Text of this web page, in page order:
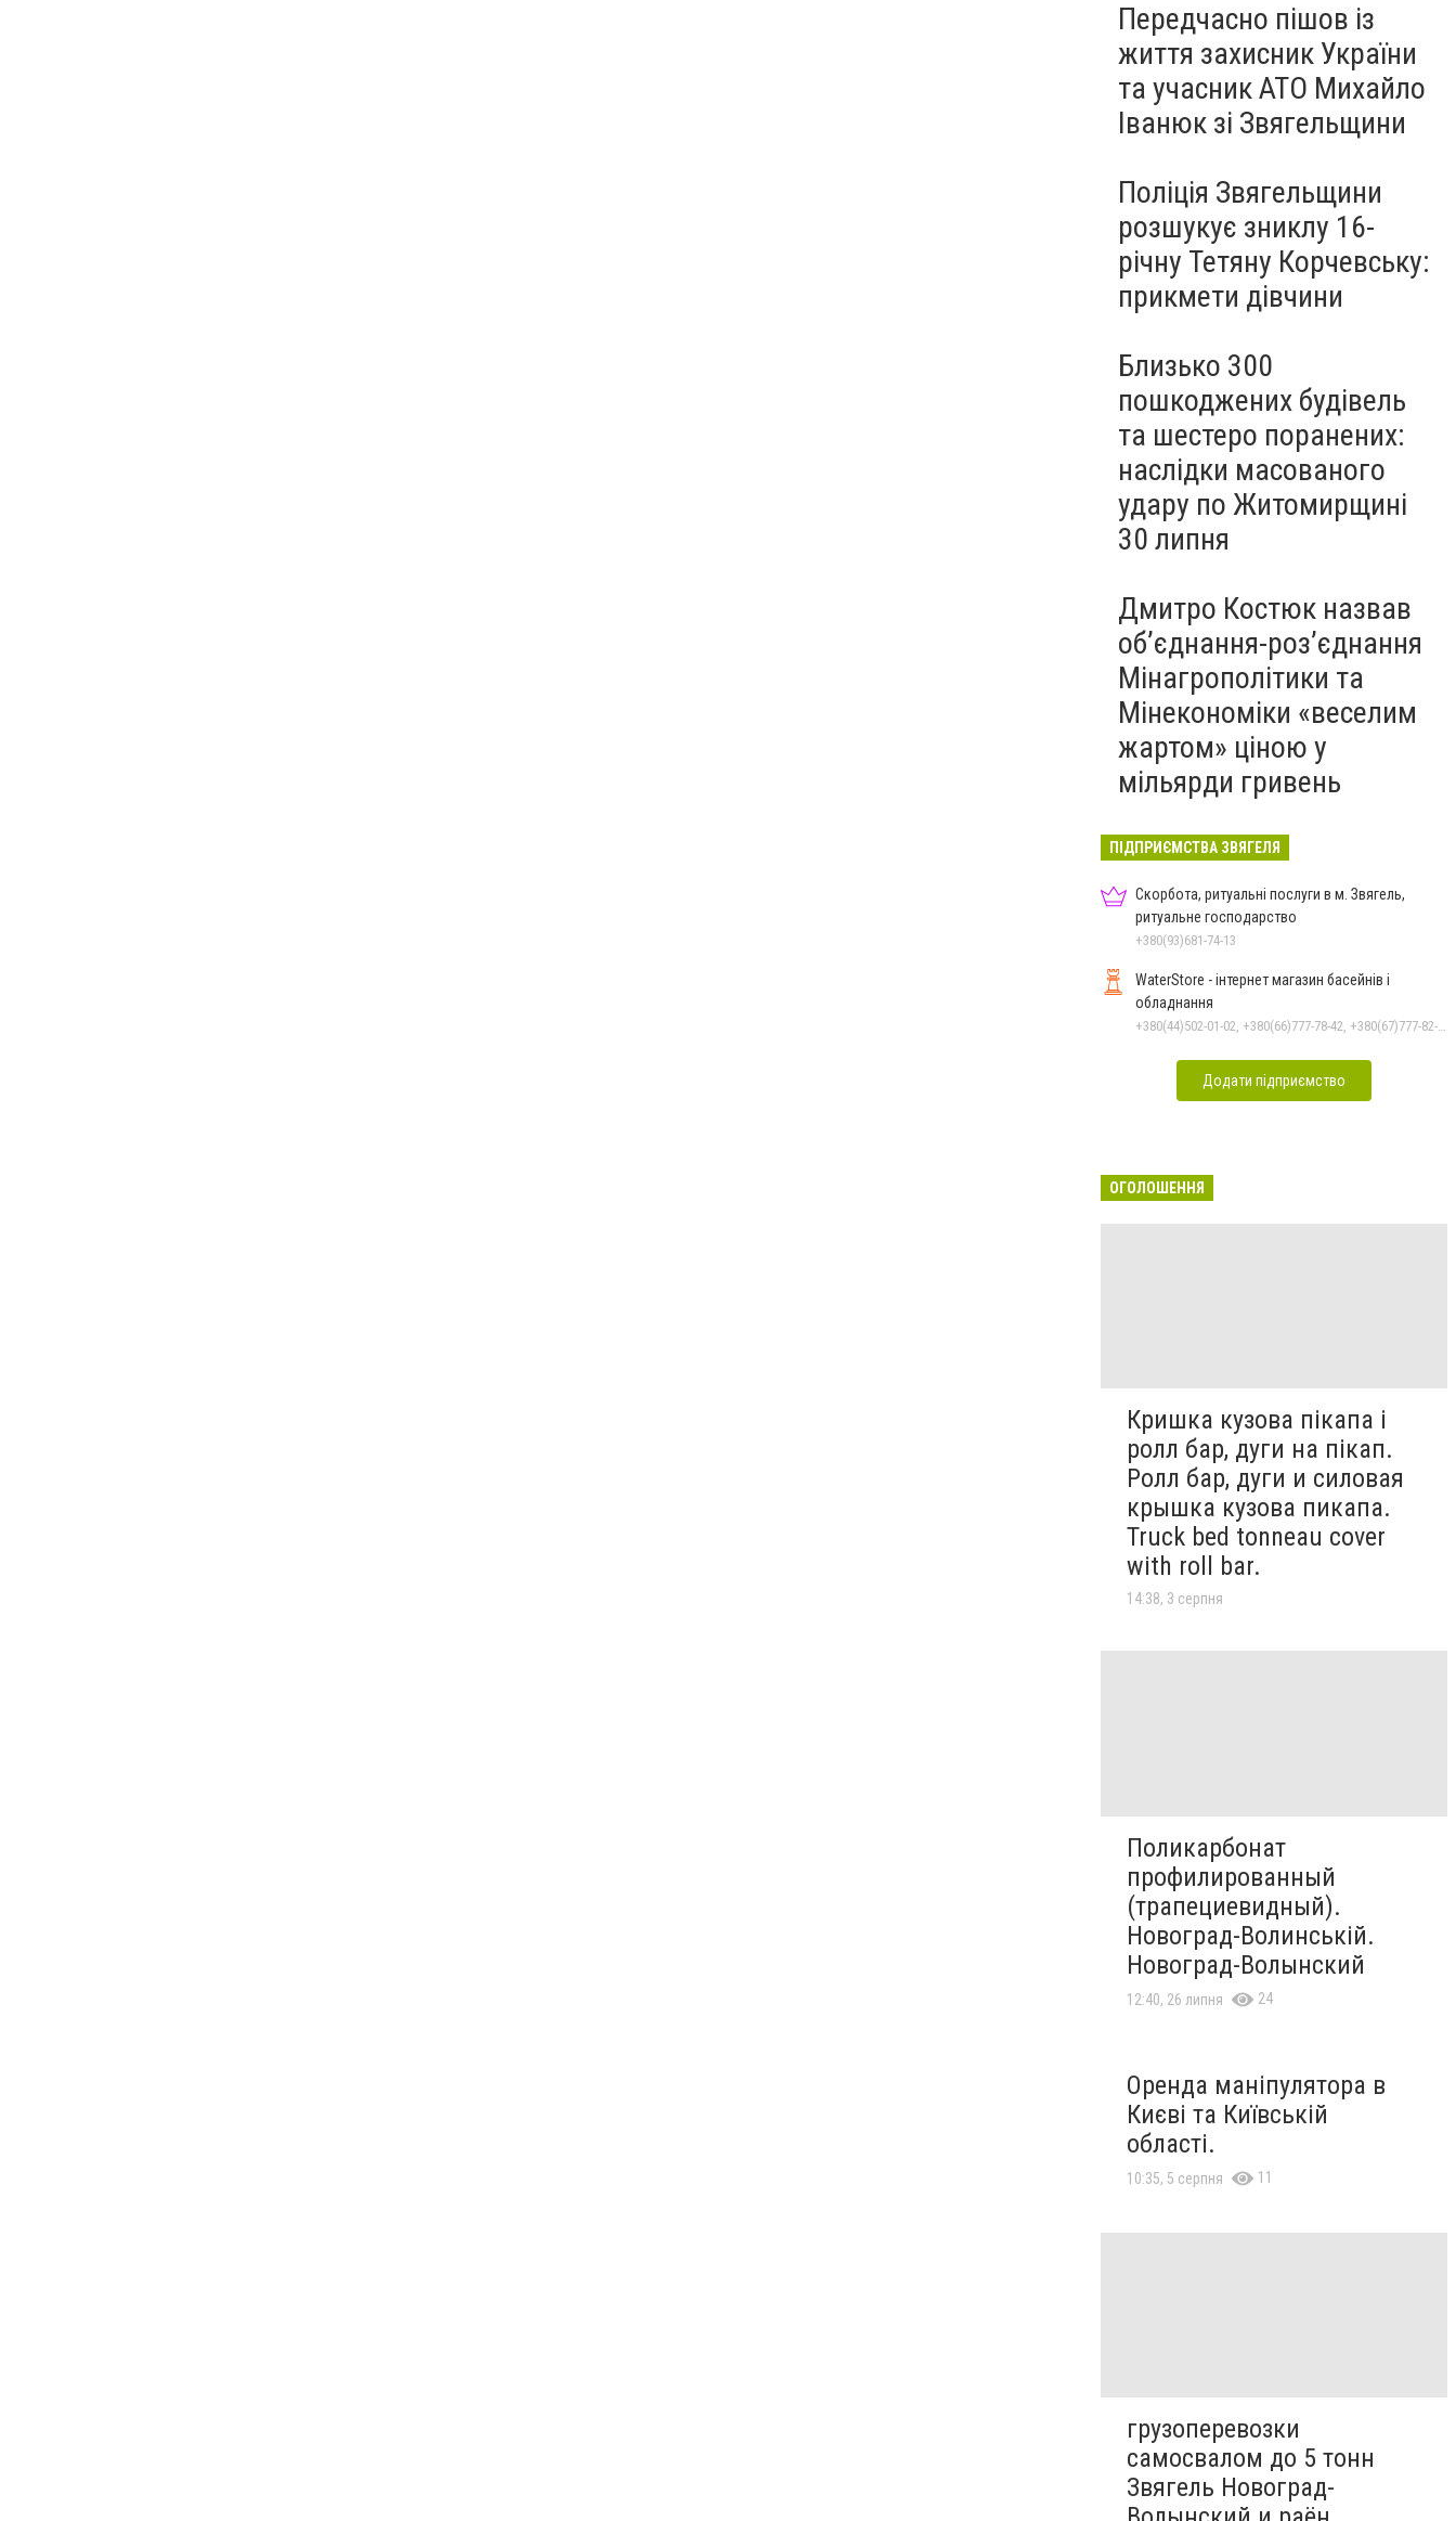
Передчасно пішов із
життя захисник України
та учасник АТО Михайло
Іванюк зі Звягельщини
Поліція Звягельщини
розшукує зниклу 16-
річну Тетяну Корчевську:
прикмети дівчини
Близько 300
пошкоджених будівель
та шестеро поранених:
наслідки масованого
удару по Житомирщині
30 липня
Дмитро Костюк назвав
об’єднання-роз’єднання
Мінагрополітики та
Мінекономіки «веселим
жартом» ціною у
мільярди гривень
ПІДПРИЄМСТВА ЗВЯГЕЛЯ
Скорбота, ритуальні послуги в м. Звягель,
ритуальне господарство
+380(93)681-74-13
WaterStore - інтернет магазин басейнів і
обладнання
+380(44)502-01-02, +380(66)777-78-42, +380(67)777-82-19, +380(67)890-80-80, +380(73)890-80-80, +380(44)502-01-03
Додати підприємство
ОГОЛОШЕННЯ
Кришка кузова пікапа і
ролл бар, дуги на пікап.
Ролл бар, дуги и силовая
крышка кузова пикапа.
Truck bed tonneau cover
with roll bar.
14:38, 3 серпня
Поликарбонат
профилированный
(трапециевидный).
Новоград-Волинській.
Новоград-Волынский
12:40, 26 липня 24
Оренда маніпулятора в
Києві та Київській
області.
10:35, 5 серпня 11
грузоперевозки
самосвалом до 5 тонн
Звягель Новоград-